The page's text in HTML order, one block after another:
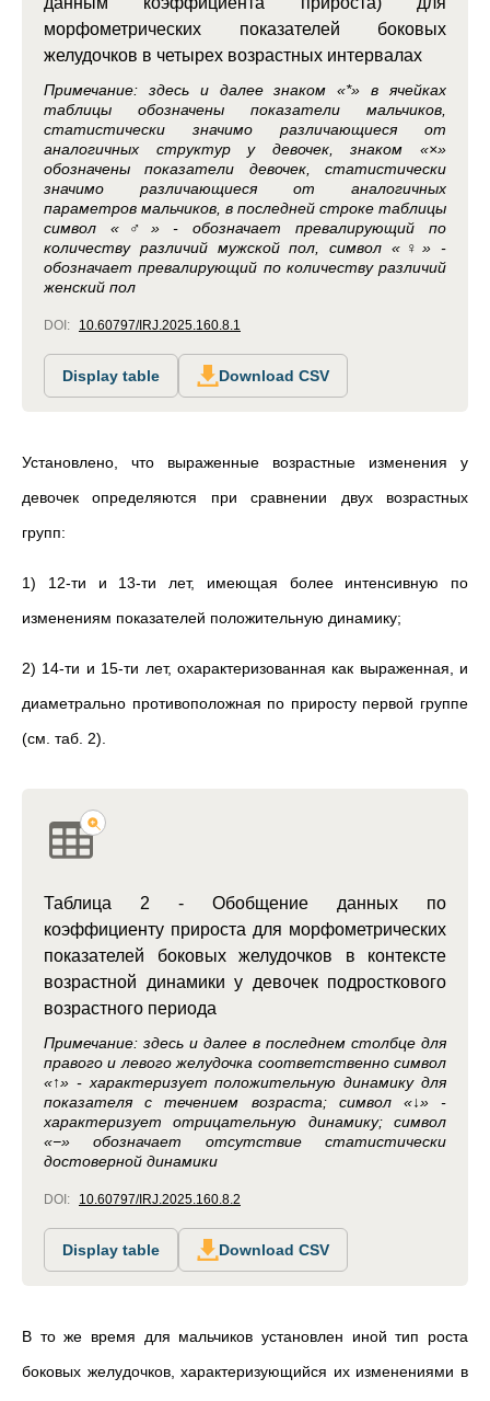
морфометрических показателей боковых
желудочков в четырех возрастных интервалах
Примечание: здесь и далее знаком «*» в ячейках
таблицы обозначены показатели мальчиков,
статистически значимо различающиеся от
аналогичных структур у девочек, знаком «×»
обозначены показатели девочек, статистически
значимо различающиеся от аналогичных
параметров мальчиков, в последней строке таблицы
символ «♂» - обозначает превалирующий по
количеству различий мужской пол, символ «♀» -
обозначает превалирующий по количеству различий
женский пол
DOI: 10.60797/IRJ.2025.160.8.1
Display table Download CSV
Установлено, что выраженные возрастные изменения у
девочек определяются при сравнении двух возрастных
групп:
1) 12-ти и 13-ти лет, имеющая более интенсивную по
изменениям показателей положительную динамику;
2) 14-ти и 15-ти лет, охарактеризованная как выраженная, и
диаметрально противоположная по приросту первой группе
(см. таб. 2).
Таблица 2 - Обобщение данных по
коэффициенту прироста для морфометрических
показателей боковых желудочков в контексте
возрастной динамики у девочек подросткового
возрастного периода
Примечание: здесь и далее в последнем столбце для
правого и левого желудочка соответственно символ
«↑» - характеризует положительную динамику для
показателя с течением возраста; символ «↓» -
характеризует отрицательную динамику; символ
«−» обозначает отсутствие статистически
достоверной динамики
DOI: 10.60797/IRJ.2025.160.8.2
Display table Download CSV
В то же время для мальчиков установлен иной тип роста
боковых желудочков, характеризующийся их изменениями в